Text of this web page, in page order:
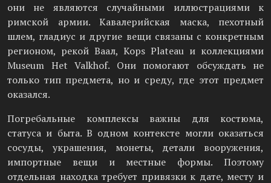
они не являются случайными иллюстрациями к
римской армии. Кавалерийская маска, пехотный
шлем, гладиус и другие вещи связаны с конкретным
регионом, рекой Ваал, Kops Plateau и коллекциями
Museum Het Valkhof. Они помогают обсуждать не
только тип предмета, но и среду, где этот предмет
оказался.
Погребальные комплексы важны для костюма,
статуса и быта. В одном контексте могли оказаться
сосуды, украшения, монеты, детали вооружения,
импортные вещи и местные формы. Поэтому
отдельная находка требует привязки к дате, месту и